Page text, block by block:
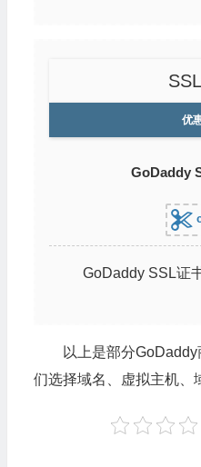
优
GoDaddy
GoDaddy SSL证
以上是部分
们选择域名、虚拟主机、